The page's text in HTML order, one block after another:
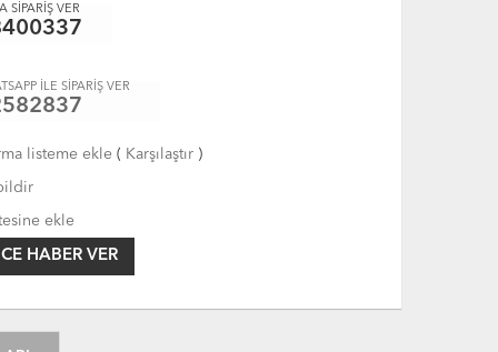
SİPARİŞ VER
İLE SİPARİŞ VER
listeme ekle( Karşılaştır)
ekle
HABER VER